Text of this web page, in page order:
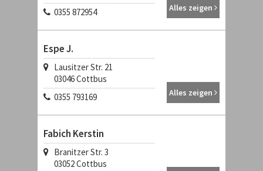
0355 872954
Alles zeigen
Espe J.
Lausitzer Str. 21
03046 Cottbus
0355 793169
Alles zeigen
Fabich Kerstin
Branitzer Str. 3
03052 Cottbus